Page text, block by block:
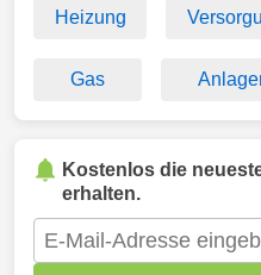
Heizung
Gas
Kostenlos die
erhalten.